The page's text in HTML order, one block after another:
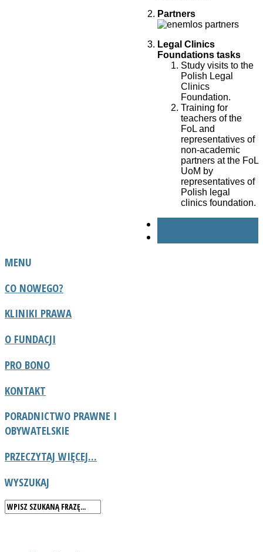
Partners
Legal Clinics
Foundations tasks
Study visits to the
Polish Legal
Clinics
Foundation.
Training for
teachers of the
FoL and
representatives of
non-academic
partners at the FoL
UoM by
representatives of
Polish legal
clinics foundation.
MENU
CO NOWEGO?
KLINIKI PRAWA
O FUNDACJI
PRO BONO
KONTAKT
PORADNICTWO PRAWNE I
OBYWATELSKIE
PRZECZYTAJ WIĘCEJ...
WYSZUKAJ